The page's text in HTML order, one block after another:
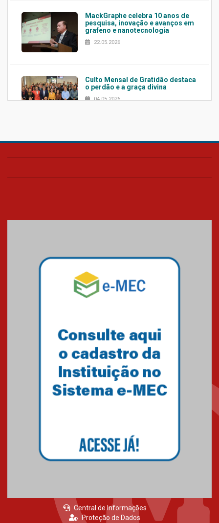
MackGraphe celebra 10 anos de
pesquisa, inovação e avanços em
grafeno e nanotecnologia
22.05.2026
Culto Mensal de Gratidão destaca
o perdão e a graça divina
04.05.2026
Confira como foi o culto mensal
Mackenzie mobiliza campanha
solidária para apoiar famílias em
Minas Gerais
Primeiro culto do ano ressalta o
27.02.2026
Central de Informações
Proteção de Dados